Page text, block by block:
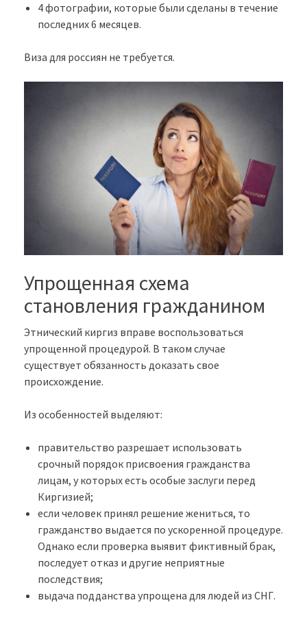
4 фотографии, которые были сделаны в течение
последних 6 месяцев.
Виза для россиян не требуется.
Упрощенная схема
становления гражданином
Этнический киргиз вправе воспользоваться
упрощенной процедурой. В таком случае
существует обязанность доказать свое
происхождение.
Из особенностей выделяют:
правительство разрешает использовать
срочный порядок присвоения гражданства
лицам, у которых есть особые заслуги перед
Киргизией;
если человек принял решение жениться, то
гражданство выдается по ускоренной процедуре.
Однако если проверка выявит фиктивный брак,
последует отказ и другие неприятные
последствия;
выдача подданства упрощена для людей из СНГ.